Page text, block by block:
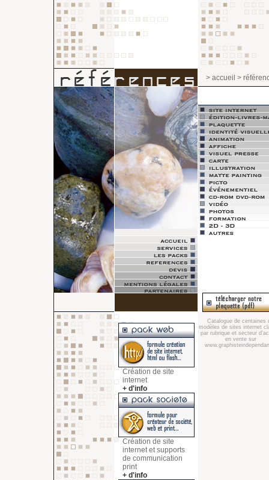
> accueil >
Création de site
internet
+ d'info
Création de site
internet et supports
de communication
print
+ d'info
Catalogue de centaines
modèles de sites internet
par rubrique et secteur
en vente sur